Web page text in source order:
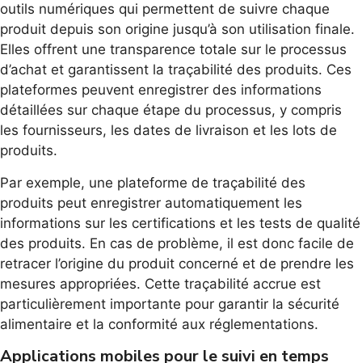
outils numériques qui permettent de suivre chaque
produit depuis son origine jusqu’à son utilisation finale.
Elles offrent une transparence totale sur le processus
d’achat et garantissent la traçabilité des produits. Ces
plateformes peuvent enregistrer des informations
détaillées sur chaque étape du processus, y compris
les fournisseurs, les dates de livraison et les lots de
produits.
Par exemple, une plateforme de traçabilité des
produits peut enregistrer automatiquement les
informations sur les certifications et les tests de qualité
des produits. En cas de problème, il est donc facile de
retracer l’origine du produit concerné et de prendre les
mesures appropriées. Cette traçabilité accrue est
particulièrement importante pour garantir la sécurité
alimentaire et la conformité aux réglementations.
Applications mobiles pour le suivi en temps